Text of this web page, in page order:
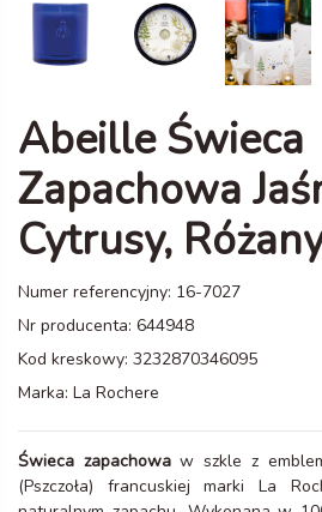
Abeille Świeca
Zapachowa
Cytrusy,
Numer referencyjny: 16-7027
Nr producenta: 644948
Kod kreskowy: 3232870346095
Marka: La Rochere
Świeca zapachowaw szkle z
(Pszczoła) francuskiej marki La